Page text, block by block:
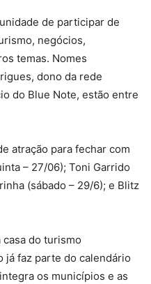
de participar de
negócios,
temas. Nomes
dono da rede
do Blue Note, estão entre
atração para fechar com
– 27/06); Toni Garrido
(sábado – 29/6); e Blitz
casa do turismo
já faz parte do calendário
os municípios e as